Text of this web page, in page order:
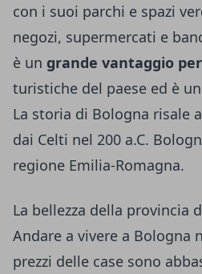
con i suoi parchi e spazi
negozi, supermercati e
è un grande vantaggio
turistiche del paese ed è
La storia di Bologna risale
dai Celti nel 200 a.C.
regione Emilia-Romagna.
La bellezza della provincia
Andare a vivere a Bologna
prezzi delle case sono